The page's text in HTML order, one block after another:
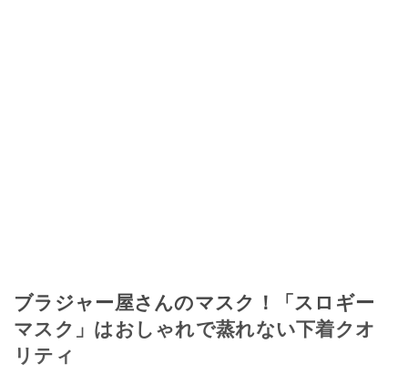
ブラジャー屋さんのマスク！「スロギー
マスク」はおしゃれで蒸れない下着クオ
リティ